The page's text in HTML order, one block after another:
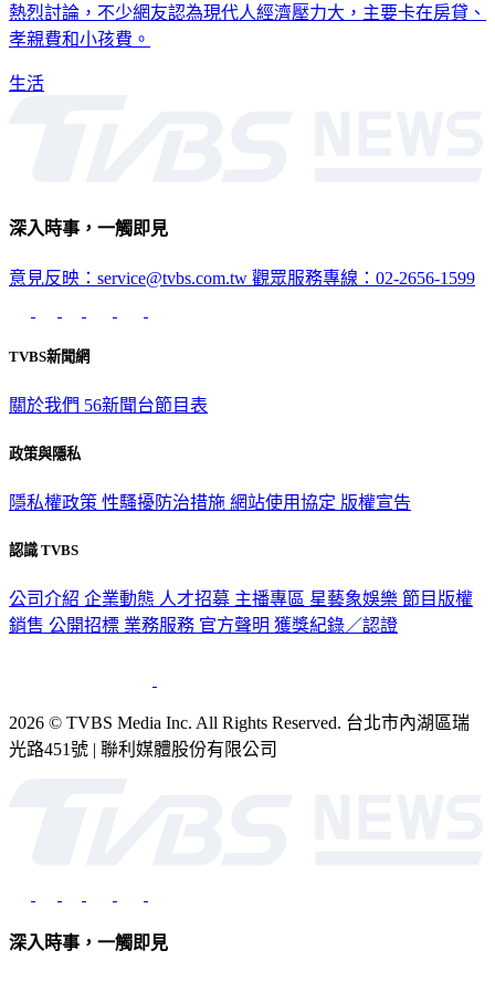
熱烈討論，不少網友認為現代人經濟壓力大，主要卡在房貸、
孝親費和小孩費。
生活
深入時事，一觸即見
意見反映：service@tvbs.com.tw 觀眾服務專線：02-2656-1599
TVBS新聞網
關於我們 56新聞台節目表
政策與隱私
隱私權政策 性騷擾防治措施 網站使用協定 版權宣告
認識 TVBS
公司介紹 企業動態 人才招募 主播專區 星藝象娛樂 節目版權
銷售 公開招標 業務服務 官方聲明 獲獎紀錄／認證
2026 © TVBS Media Inc. All Rights Reserved. 台北市內湖區瑞
光路451號 | 聯利媒體股份有限公司
深入時事，一觸即見